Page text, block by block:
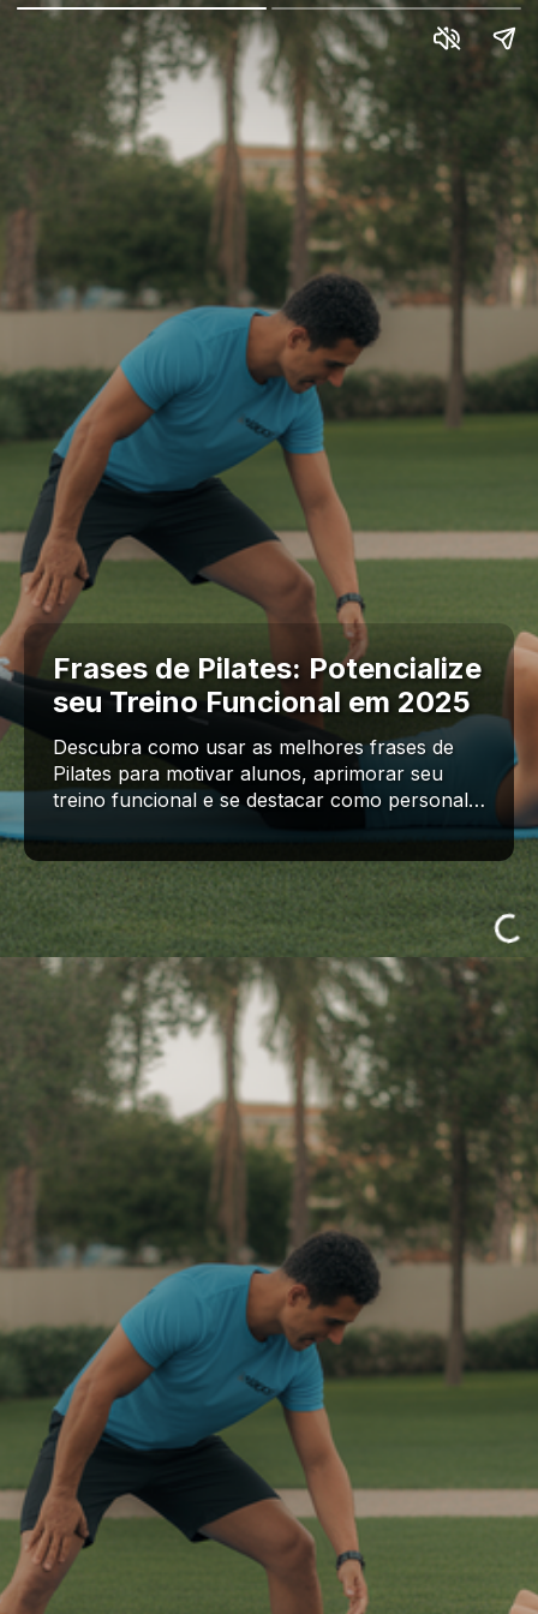
Frases de Pilates: Potencialize
seu Treino Funcional em 2025
Descubra como usar as melhores frases de
Pilates para motivar alunos, aprimorar seu
treino funcional e se destacar como personal…